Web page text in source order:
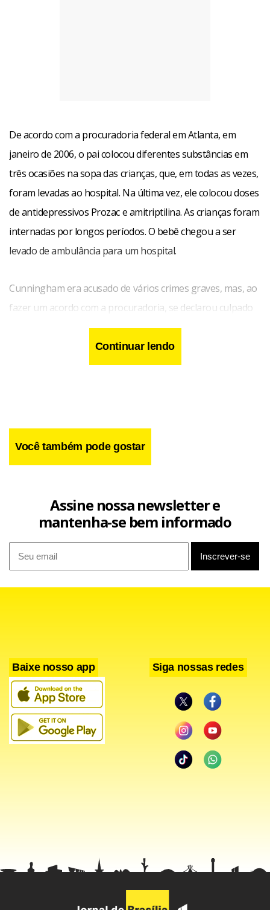
De acordo com a procuradoria federal em Atlanta, em
janeiro de 2006, o pai colocou diferentes substâncias em
três ocasiões na sopa das crianças, que, em todas as vezes,
foram levadas ao hospital. Na última vez, ele colocou doses
de antidepressivos Prozac e amitriptilina. As crianças foram
internadas por longos períodos. O bebê chegou a ser
levado de ambulância para um hospital.
Cunningham era acusado de vários crimes graves, mas, ao
fazer um acordo com a procuradoria, se declarou culpado
apelas de ter apresentado queixas falsas. Ele pode ser
condenado a cinco anos de prisão, quando for sentenciado
Um acidente entre um ônibus da empresa Rápido Brasília e
um Kadett causou um grande engarrafamento na QNN 21,
visit webda Ceilândia,
próximo ao Centro
Educacional nº 7.
Continuar lendo
Você também pode gostar
Assine nossa newsletter e
mantenha-se bem informado
Baixe nosso app Siga nossas redes